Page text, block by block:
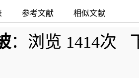
参考文献 相似文献
：浏览 1414次